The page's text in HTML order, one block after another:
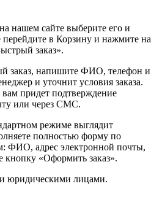
нашем сайте выберите его и
перейдите в Корзину и нажмите на
заказ».
заказ, напишите ФИО, телефон и
и уточнит условия заказа.
вам придет подтверждение
или через СМС.
режиме выглядит
полностью форму по
ФИО, адрес электронной почты,
«Оформить заказ».
юридическими лицами.